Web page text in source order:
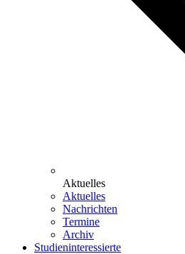
Aktuelles
Aktuelles
Nachrichten
Termine
Archiv
Studieninteressierte